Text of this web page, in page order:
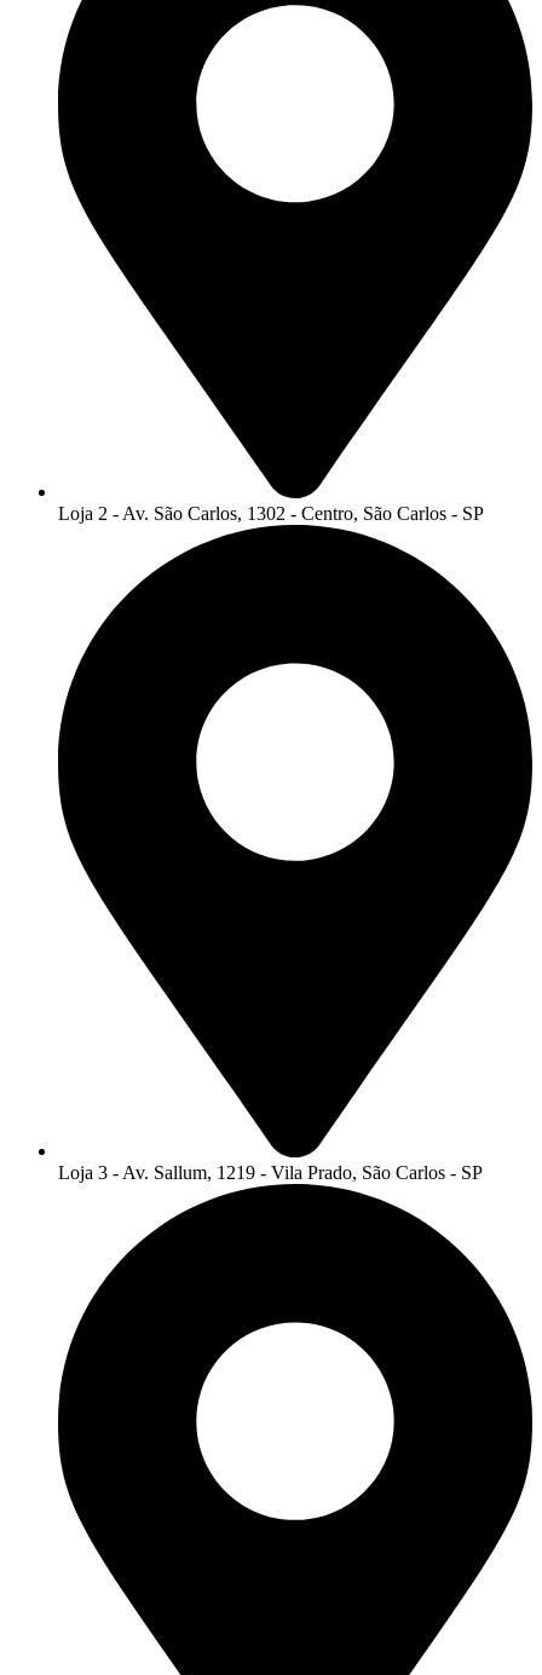
Loja 2 - Av. São Carlos, 1302 - Centro, São Carlos - SP
Loja 3 - Av. Sallum, 1219 - Vila Prado, São Carlos - SP